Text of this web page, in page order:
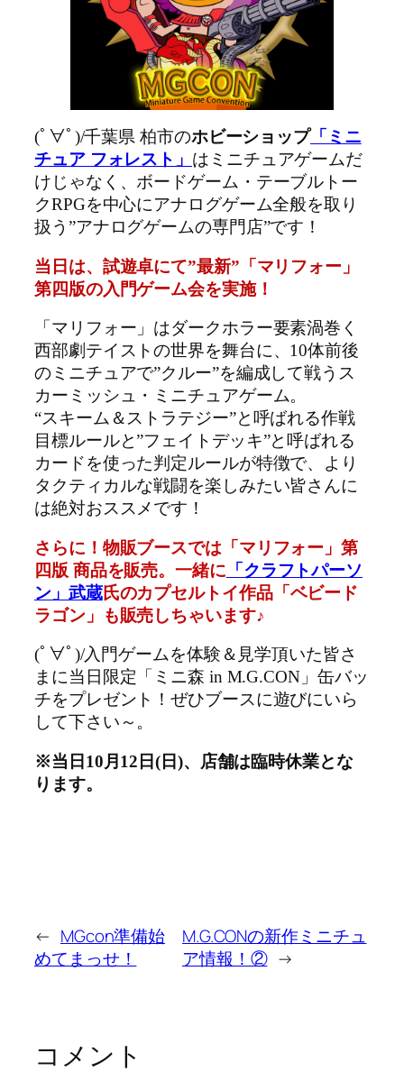
(ﾟ∀ﾟ)/千葉県 柏市のホビーショップ「ミニ
チュア フォレスト」 はミニチュアゲームだ
けじゃなく、ボードゲーム・テーブルトー
クRPGを中心にアナログゲーム全般を取り
扱う”アナログゲームの専門店”です！
当日は、試遊卓にて”最新”「マリフォー」
第四版の入門ゲーム会を実施！
「マリフォー」はダークホラー要素渦巻く
西部劇テイストの世界を舞台に、10体前後
のミニチュアで”クルー”を編成して戦うス
カーミッシュ・ミニチュアゲーム。
“スキーム＆ストラテジー”と呼ばれる作戦
目標ルールと”フェイトデッキ”と呼ばれる
カードを使った判定ルールが特徴で、より
タクティカルな戦闘を楽しみたい皆さんに
は絶対おススメです！
さらに！物販ブースでは「マリフォー」第
四版 商品を販売。一緒に 「クラフトパーソ
ン」武蔵氏のカプセルトイ作品「ベビード
ラゴン」も販売しちゃいます♪
(ﾟ∀ﾟ)/入門ゲームを体験＆見学頂いた皆さ
まに当日限定「ミニ森 in M.G.CON」缶バッ
チをプレゼント！ぜひブースに遊びにいら
して下さい～。
※当日10月12日(日)、店舗は臨時休業とな
ります。
← MGcon準備始
めてまっせ！
M.G.CONの新作ミニチュ
ア情報！② →
コメント